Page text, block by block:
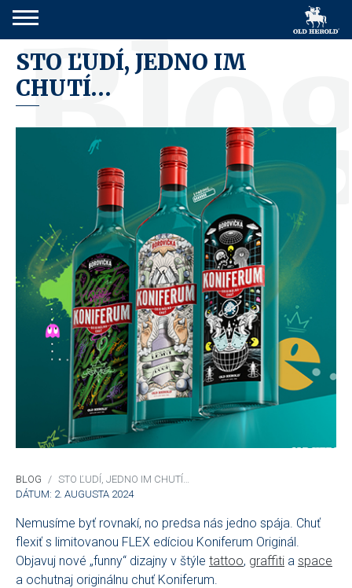
STO ĽUDÍ, JEDNO IM
CHUTÍ…
BLOG
STO ĽUDÍ, JEDNO IM CHUTÍ…
DÁTUM: 2. AUGUSTA 2024
Nemusíme byť rovnakí, no predsa nás jedno spája. Chuť
flexiť s limitovanou FLEX edíciou Koniferum Originál.
Objavuj nové „funny“ dizajny v štýle tattoo, graffiti a space
a ochutnaj originálnu chuť Koniferum.